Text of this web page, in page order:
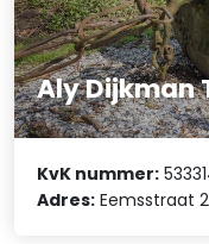
Aly Dijkman
KvK nummer:
Adres: Eemsstraat